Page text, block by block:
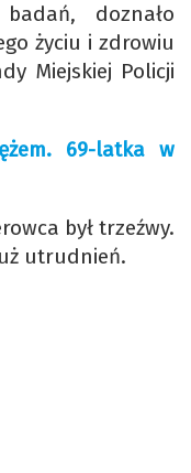
doznało
życiu i zdrowiu
Miejskiej Policji
69-latka w
był trzeźwy.
utrudnień.